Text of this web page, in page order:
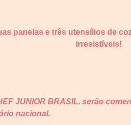
panelas e três utensílios de
irresistíveis!
JUNIOR BRASIL, serão
nacional.